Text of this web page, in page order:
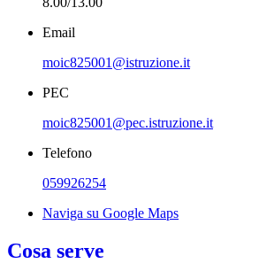
Email
moic825001@istruzione.it
PEC
moic825001@pec.istruzione.it
Telefono
059926254
Naviga su Google Maps
Cosa serve